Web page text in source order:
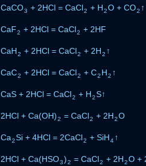
CaCO3 + 2HCl = CaCl2 + H2O + CO2 ↑
CaF2 + 2HCl = CaCl2 + 2HF
CaH2 + 2HCl = CaCl2 + 2H2 ↑
CaC2 + 2HCl = CaCl2 + C2 H2 ↑
CaS + 2HCl = CaCl2 + H2S↑
2HCl + Ca(OH)2 = CaCl2 + 2H2O
Ca2Si + 4HCl = 2CaCl2 + SiH4 ↑
2HCl + Ca(HSO3)2 = CaCl2 + 2H2O +